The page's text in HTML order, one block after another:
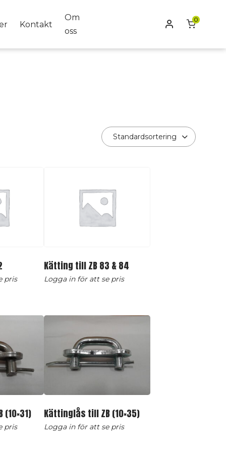
Kontakt
Om
oss
Mitt konto
0
pris
Kätting till ZB 83 & 84
Logga in för att se pris
pris
Kättinglås till ZB (10×35)
Logga in för att se pris